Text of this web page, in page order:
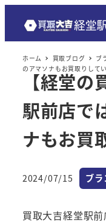
ホーム 買取ブログ ブ
のアマソナもお買取りして
【経堂
駅前店で
ナもお買
投稿日
2024/07/15 カテ
ブラ
買取大吉経堂駅